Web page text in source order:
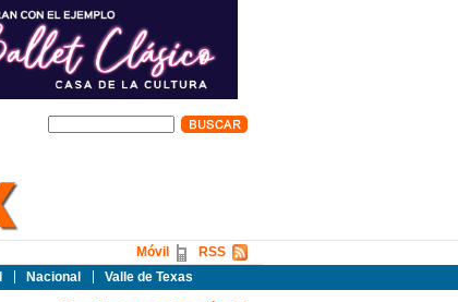
Nacional Valle de Texas
RSS
Móvil